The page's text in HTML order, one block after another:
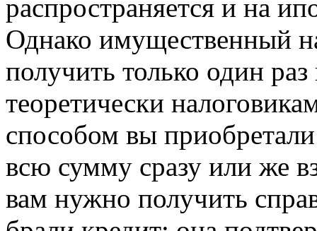
распространяется и на
Однако имущественный
получить только один
теоретически
способом вы
всю сумму сразу или же
вам нужно получить